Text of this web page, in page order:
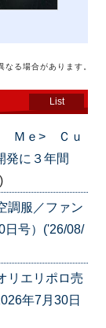
る場合があります。
List
Ｍｅ> Ｃｕ
発に３年間
服／ファン
日号）('26/08/
リエリポロ売
年7月30日